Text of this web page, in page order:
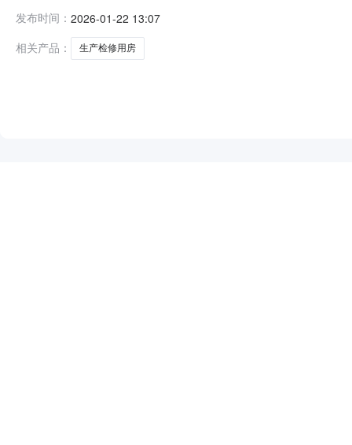
(元)：4500-4500金额大写：四千五百-四千五百金额说
发布时间： 2026-01-22 13:07
相关产品：
生产检修用房